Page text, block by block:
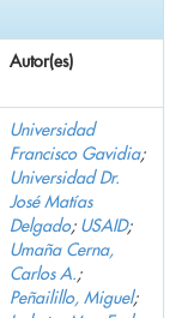
Autor(es)
Universidad
Francisco Gavidia;
Universidad Dr.
José Matías
Delgado; USAID;
Umaña Cerna,
Carlos A.;
Peñailillo, Miguel;